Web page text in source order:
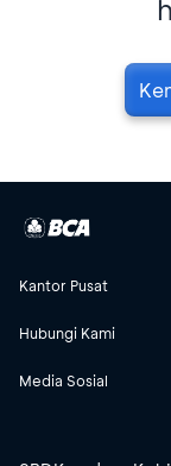
Kantor Pusat
Hubungi Kami
Media Sosial